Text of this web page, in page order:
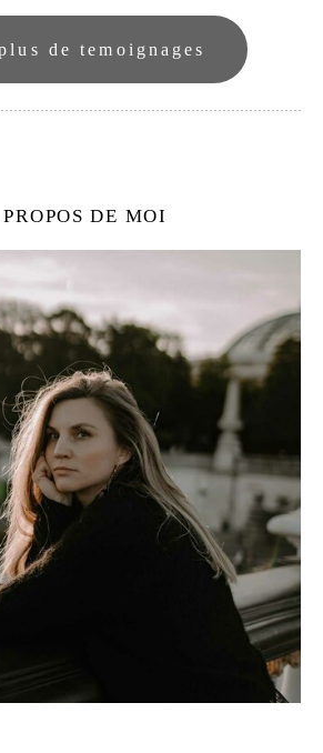
de temoignages
DE MOI